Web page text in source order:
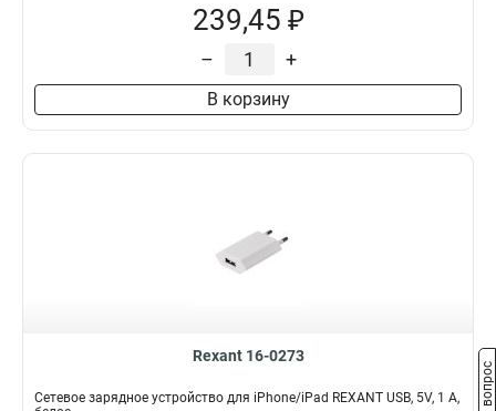
239,45 ₽
– +
В корзину
Rexant 16-0273
Сетевое зарядное устройство для iPhone/iPad REXANT USB, 5V, 1 A,